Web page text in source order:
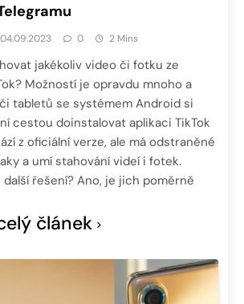
04.09.2023 0 2 Mins
jakékoliv video či fotku ze
Možností je opravdu mnoho a
tabletů se systémem Android si
cestou doinstalovat aplikaci TikTok
z oficiální verze, ale má odstraněné
a umí stahování videí i fotek.
další řešení? Ano, je jich poměrně
článek